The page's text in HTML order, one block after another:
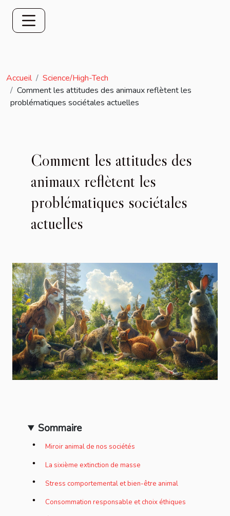
Accueil
Science/High-Tech
Comment les attitudes des animaux reflètent les
problématiques sociétales actuelles
Comment les attitudes des
animaux reflètent les
problématiques sociétales
actuelles
Sommaire
Miroir animal de nos sociétés
La sixième extinction de masse
Stress comportemental et bien-être animal
Consommation responsable et choix éthiques